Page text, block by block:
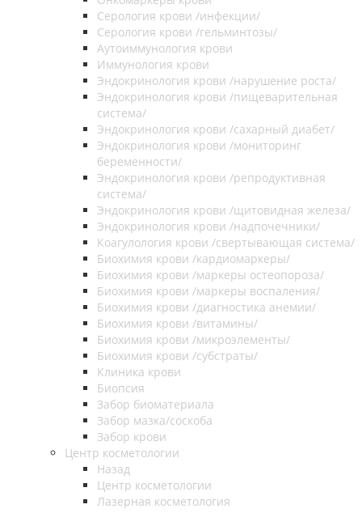
Серология крови /инфекции/
Серология крови /гельминтозы/
Аутоиммунология крови
Иммунология крови
Эндокринология крови /нарушение роста/
Эндокринология крови /пищеварительная
система/
Эндокринология крови /сахарный диабет/
Эндокринология крови /мониторинг
беременности/
Эндокринология крови /репродуктивная
система/
Эндокринология крови /щитовидная железа/
Эндокринология крови /надпочечники/
Коагулология крови /свертывающая система/
Биохимия крови /кардиомаркеры/
Биохимия крови /маркеры остеопороза/
Биохимия крови /маркеры воспаления/
Биохимия крови /диагностика анемии/
Биохимия крови /витамины/
Биохимия крови /микроэлементы/
Биохимия крови /субстраты/
Клиника крови
Биопсия
Забор биоматериала
Забор мазка/соскоба
Забор крови
Центр косметологии
Назад
Центр косметологии
Лазерная косметология